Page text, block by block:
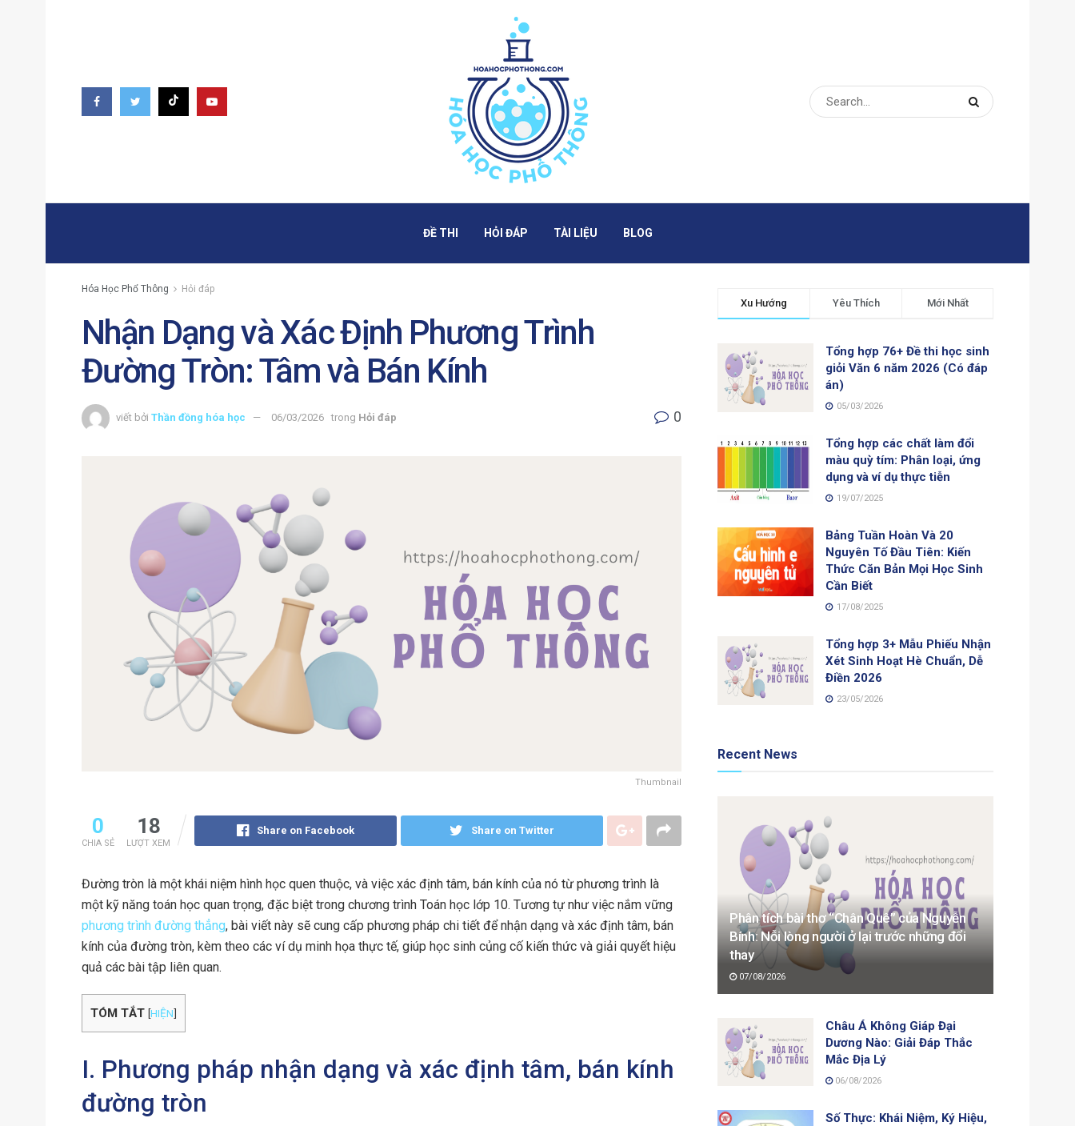
ĐỀ THI HỎI ĐÁP TÀI LIỆU BLOG
Hóa Học Phổ Thông Hỏi đáp
Nhận Dạng và Xác Định Phương Trình
Đường Tròn: Tâm và Bán Kính
viết bởi Thần đồng hóa học 06/03/2026 trong Hỏi đáp 0
Thumbnail
0
CHIA SẺ
18
LƯỢT XEM
Share on Facebook Share on Twitter
Đường tròn là một khái niệm hình học quen thuộc, và việc xác định tâm, bán kính của nó từ phương trình là
một kỹ năng toán học quan trọng, đặc biệt trong chương trình Toán học lớp 10. Tương tự như việc nắm vững
phương trình đường thẳng, bài viết này sẽ cung cấp phương pháp chi tiết để nhận dạng và xác định tâm, bán
kính của đường tròn, kèm theo các ví dụ minh họa thực tế, giúp học sinh củng cố kiến thức và giải quyết hiệu
quả các bài tập liên quan.
TÓM TẮT [HIỆN]
I. Phương pháp nhận dạng và xác định tâm, bán kính
đường tròn
Xu Hướng Yêu Thích Mới Nhất
Tổng hợp 76+ Đề thi học sinh
giỏi Văn 6 năm 2026 (Có đáp
án)
05/03/2026
Tổng hợp các chất làm đổi
màu quỳ tím: Phân loại, ứng
dụng và ví dụ thực tiễn
19/07/2025
Bảng Tuần Hoàn Và 20
Nguyên Tố Đầu Tiên: Kiến
Thức Căn Bản Mọi Học Sinh
Cần Biết
17/08/2025
Tổng hợp 3+ Mẫu Phiếu Nhận
Xét Sinh Hoạt Hè Chuẩn, Dễ
Điền 2026
23/05/2026
Recent News
Phân tích bài thơ “Chân Quê” của Nguyễn
Bính: Nỗi lòng người ở lại trước những đổi
thay
07/08/2026
Châu Á Không Giáp Đại
Dương Nào: Giải Đáp Thắc
Mắc Địa Lý
06/08/2026
Số Thực: Khái Niệm, Ký Hiệu,